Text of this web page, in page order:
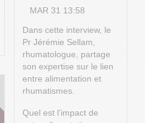
MAR 31 13:58
Dans cette interview, le
Pr Jérémie Sellam,
rhumatologue, partage
son expertise sur le lien
entre alimentation et
rhumatismes.
Quel est l’impact de